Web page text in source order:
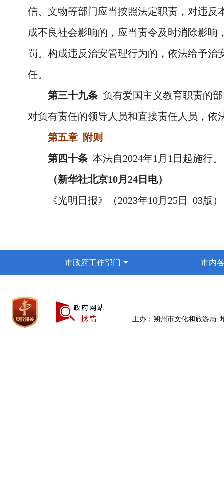
信、文物等部门应当按照法定职责，对违
成不良社会影响的，应当责令及时消除影
罚。构成违反治安管理行为的，依法给予
任。
第三十九条 负有爱国主义教育职责的
对负有责任的领导人员和直接责任人员，依
第五章 附则
第四十条 本法自2024年1月1日起施行。
（新华社北京10月24日电）
《光明日报》（2023年10月25日 03版）
市政府工作部门 市内
主办：朔州市文化和旅游局